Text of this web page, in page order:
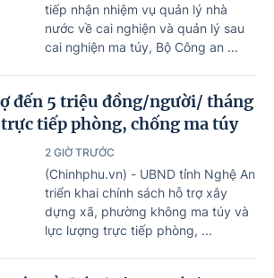
tiếp nhận nhiệm vụ quản lý nhà
nước về cai nghiện và quản lý sau
cai nghiện ma túy, Bộ Công an ...
đến 5 triệu đồng/người/ tháng
tiếp phòng, chống ma túy
2 GIỜ TRƯỚC
(Chinhphu.vn) - UBND tỉnh Nghệ An
triển khai chính sách hỗ trợ xây
dựng xã, phường không ma túy và
lực lượng trực tiếp phòng, ...